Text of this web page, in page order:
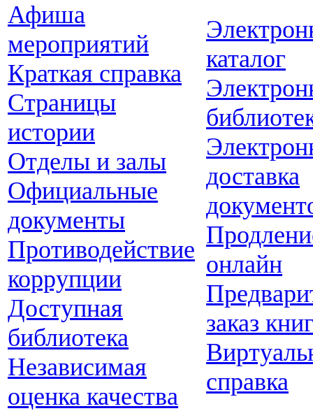
Афиша
мероприятий
Краткая справка
Страницы
истории
Отделы и залы
Официальные
документы
Противодействие
коррупции
Доступная
библиотека
Независимая
оценка качества
каталог
доставка
онлайн
заказ
справка